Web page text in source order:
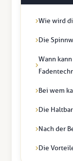
Wie wird
Die
Wann
Bei wem
Die
Nach der
Die